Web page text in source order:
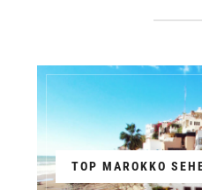
TOP MAROKKO